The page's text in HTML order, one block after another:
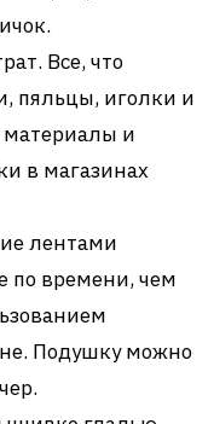
Все, что
пяльцы, иголки и
и
в магазинах
лентами
по времени, чем
Подушку можно